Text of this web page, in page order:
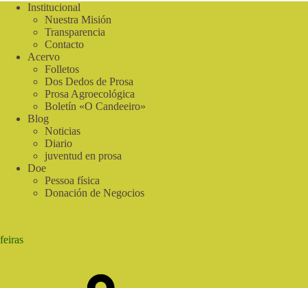
Institucional
Nuestra Misión
Transparencia
Contacto
Acervo
Folletos
Dos Dedos de Prosa
Prosa Agroecológica
Boletín «O Candeeiro»
Blog
Noticias
Diario
juventud en prosa
Doe
Pessoa física
Donación de Negocios
feiras